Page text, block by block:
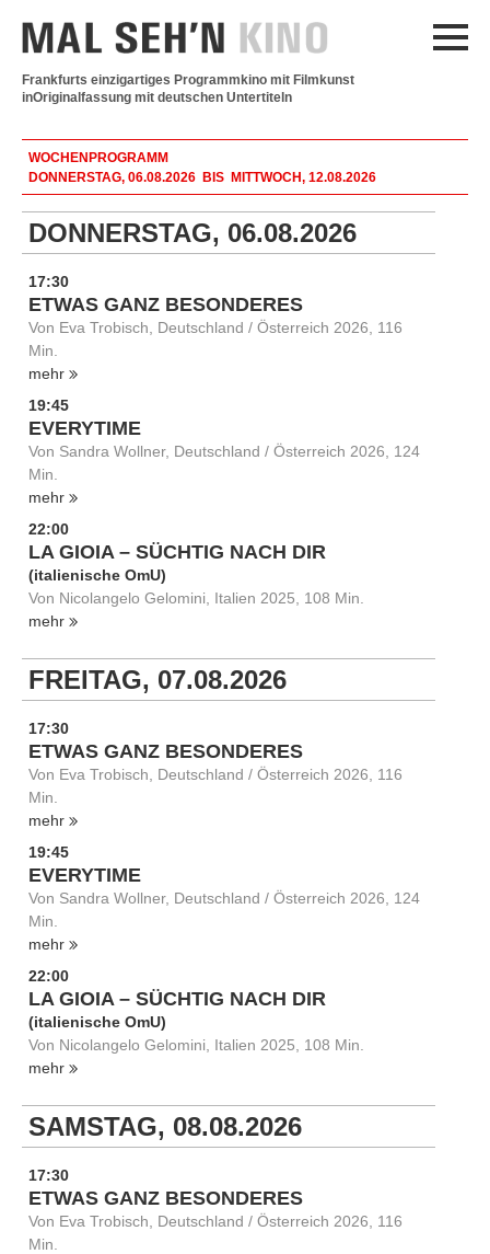
Frankfurts einzigartiges Programmkino mit Filmkunst
inOriginalfassung mit deutschen Untertiteln
WOCHENPROGRAMM
DONNERSTAG, 06.08.2026 BIS MITTWOCH, 12.08.2026
DONNERSTAG, 06.08.2026
17:30
ETWAS GANZ BESONDERES
Von Eva Trobisch, Deutschland / Österreich 2026, 116
Min.
mehr
19:45
EVERYTIME
Von Sandra Wollner, Deutschland / Österreich 2026, 124
Min.
mehr
22:00
LA GIOIA – SÜCHTIG NACH DIR
(italienische OmU)
Von Nicolangelo Gelomini, Italien 2025, 108 Min.
mehr
FREITAG, 07.08.2026
17:30
ETWAS GANZ BESONDERES
Von Eva Trobisch, Deutschland / Österreich 2026, 116
Min.
mehr
19:45
EVERYTIME
Von Sandra Wollner, Deutschland / Österreich 2026, 124
Min.
mehr
22:00
LA GIOIA – SÜCHTIG NACH DIR
(italienische OmU)
Von Nicolangelo Gelomini, Italien 2025, 108 Min.
mehr
SAMSTAG, 08.08.2026
17:30
ETWAS GANZ BESONDERES
Von Eva Trobisch, Deutschland / Österreich 2026, 116
Min.